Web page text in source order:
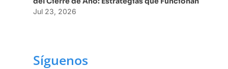
Jul 23, 2026
Síguenos